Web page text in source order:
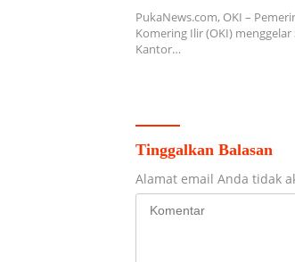
PukaNews.com, OKI –
Komering Ilir (OKI)
Kantor…
Tinggalkan Balasan
Alamat email Anda tidak